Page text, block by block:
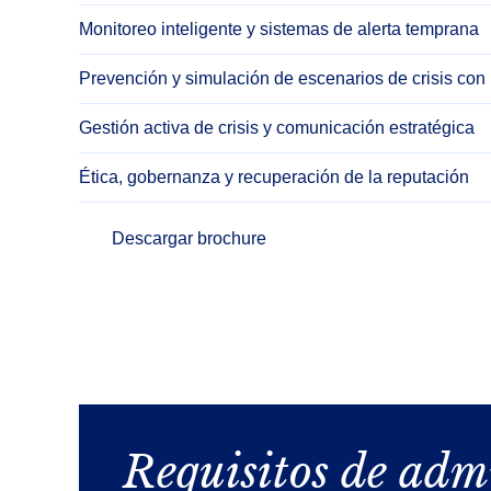
Monitoreo inteligente y sistemas de alerta temprana
Prevención y simulación de escenarios de crisis con
Gestión activa de crisis y comunicación estratégica
Ética, gobernanza y recuperación de la reputación
Descargar brochure
Requisitos de